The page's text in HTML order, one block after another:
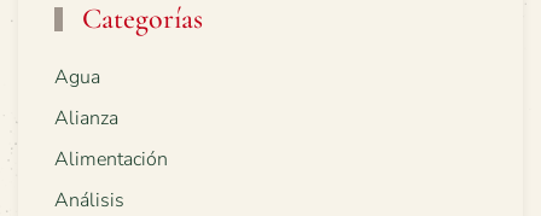
Categorías
Agua
Alianza
Alimentación
Análisis